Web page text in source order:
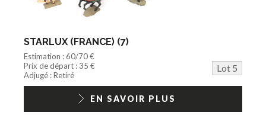
STARLUX (FRANCE) (7)
Estimation : 60/70 €
Prix de départ : 35 €
Lot 5
Adjugé : Retiré
EN SAVOIR PLUS